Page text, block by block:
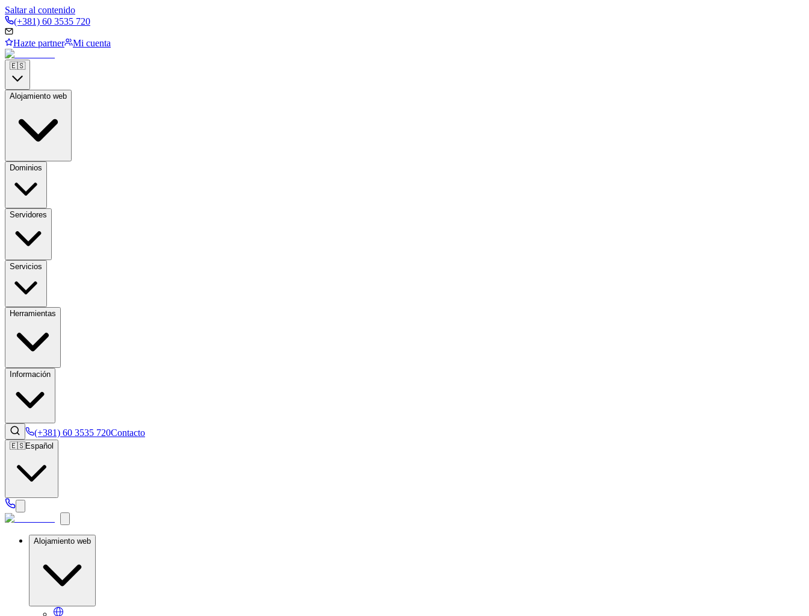
Saltar al contenido
(+381) 60 3535 720
Hazte partner Mi cuenta
🇪🇸
Alojamiento web
Dominios
Servidores
Servicios
Herramientas
Información
(+381) 60 3535 720Contacto
🇪🇸Español
Alojamiento web